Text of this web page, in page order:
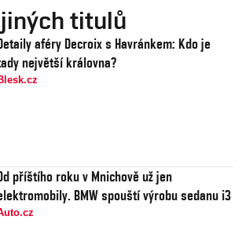
titulů
aféry Decroix s Havránkem: Kdo je
největší královna?
příštího roku v Mnichově už jen
BMW spouští výrobu sedanu i3